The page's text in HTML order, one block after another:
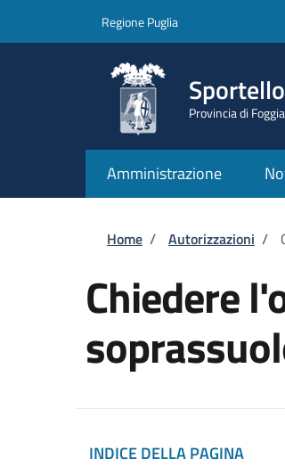
Regione Puglia
Provincia di Foggia
Amministrazione
Briciole di
Home / Autorizzazioni /
Chiedere
INDICE DELLA PAGINA